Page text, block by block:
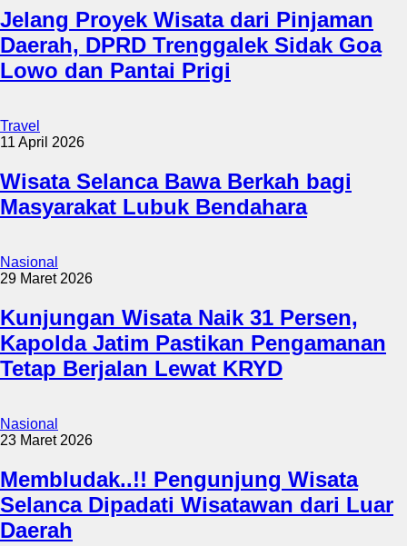
Jelang Proyek Wisata dari Pinjaman
Daerah, DPRD Trenggalek Sidak Goa
Lowo dan Pantai Prigi
Travel
11 April 2026
Wisata Selanca Bawa Berkah bagi
Masyarakat Lubuk Bendahara
Nasional
29 Maret 2026
Kunjungan Wisata Naik 31 Persen,
Kapolda Jatim Pastikan Pengamanan
Tetap Berjalan Lewat KRYD
Nasional
23 Maret 2026
Membludak..!! Pengunjung Wisata
Selanca Dipadati Wisatawan dari Luar
Daerah